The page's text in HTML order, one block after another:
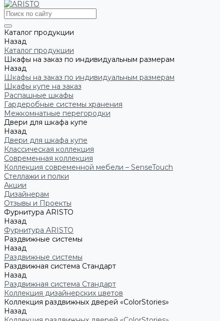
Каталог продукции
Назад
Каталог продукции
Шкафы на заказ по индивидуальным размерам
Назад
Шкафы на заказ по индивидуальным размерам
Шкафы купе на заказ
Распашные шкафы
Гардеробные системы хранения
Межкомнатные перегородки
Двери для шкафа купе
Назад
Двери для шкафа купе
Классическая коллекция
Современная коллекция
Коллекция современной мебели – SenseTouch
Стеллажи и полки
Акции
Дизайнерам
Отзывы и Проекты
Фурнитура ARISTO
Назад
Фурнитура ARISTO
Раздвижные системы
Назад
Раздвижные системы
Раздвижная система Стандарт
Назад
Раздвижная система Стандарт
Коллекция дизайнерских цветов
Коллекция раздвижных дверей «ColorStories»
Назад